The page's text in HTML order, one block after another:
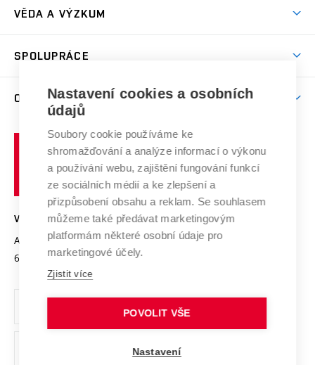
Sport na VUT
Brno
Dny otevřených dveří
Celoživotní vzdělávání
E-přihláška
Harmonogram akademického roku
Závěrečné práce
Doktorské studium
Zpracování osobních údajů studentů
Sociální bezpečí
Studium bez bariér
Podpora podnikání
VĚDA A VÝZKUM
Mezinárodní vědecká rada
Systém zajišťování kvality výzkumu
Výzkumné infrastruktury
Transfer znalostí
Open Science
Projekty
Projekty ze strukturálních fondů
Specifický výzkum
SPOLUPRÁCE
Zahraniční spolupráce
Spolupráce se školami
Služby univerzity
Mezinárodní dohody
Univerzitní sítě
O UNIVERZITĚ
Profil univerzity
Udržitelná univerzita
Podnikavá univerzita / ContriBUTe
Bezpečná univerzita
Vyznamenání
Organizační struktura
Ochrana osobních údajů
odkaz)
učení
technické
VYSOKÉ UČENÍ TECHNICKÉ V BRNĚ
Antonínská 548/1
602 00 Brno
www.vut.cz
vut@vutbr.cz
Nastavení cookies a osobních
údajů
Soubory cookie používáme ke
shromažďování a analýze informací o výkonu
a používání webu, zajištění fungování funkcí
ze sociálních médií a ke zlepšení a
přizpůsobení obsahu a reklam. Se souhlasem
můžeme také předávat marketingovým
platformám některé osobní údaje pro
marketingové účely.
Zjistit více
POVOLIT VŠE
Nastavení